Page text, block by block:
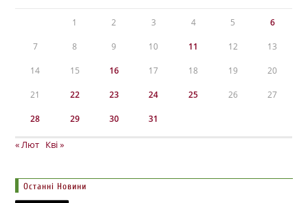
1 2 3 4 5 6
7 8 9 10 11 12 13
14 15 16 17 18 19 20
21 22 23 24 25 26 27
28 29 30 31
« Лют Кві »
Останні Новини